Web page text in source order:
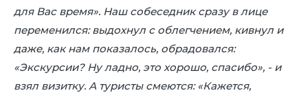
для Вас время». Наш собеседник сразу в лице
переменился: выдохнул с облегчением, кивнул и
даже, как нам показалось, обрадовался:
«Экскурсии? Ну ладно, это хорошо, спасибо», - и
взял визитку. А туристы смеются: «Кажется,